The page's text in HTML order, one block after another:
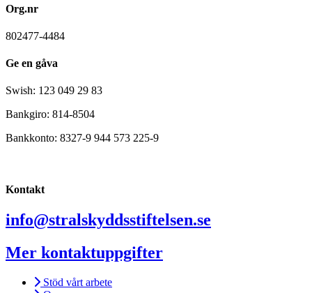
Org.nr
802477-4484
Ge en gåva
Swish: 123 049 29 83
Bankgiro: 814-8504
Bankkonto: 8327-9 944 573 225-9
Kontakt
info@stralskyddsstiftelsen.se
Mer kontaktuppgifter
Stöd vårt arbete